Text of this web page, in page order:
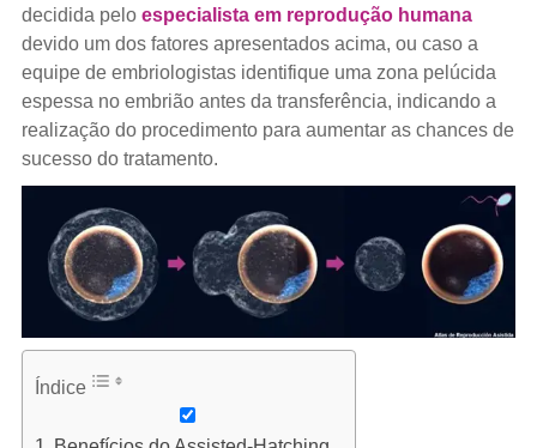
decidida pelo especialista em reprodução humana
devido um dos fatores apresentados acima, ou caso a
equipe de embriologistas identifique uma zona pelúcida
espessa no embrião antes da transferência, indicando a
realização do procedimento para aumentar as chances de
sucesso do tratamento.
Índice